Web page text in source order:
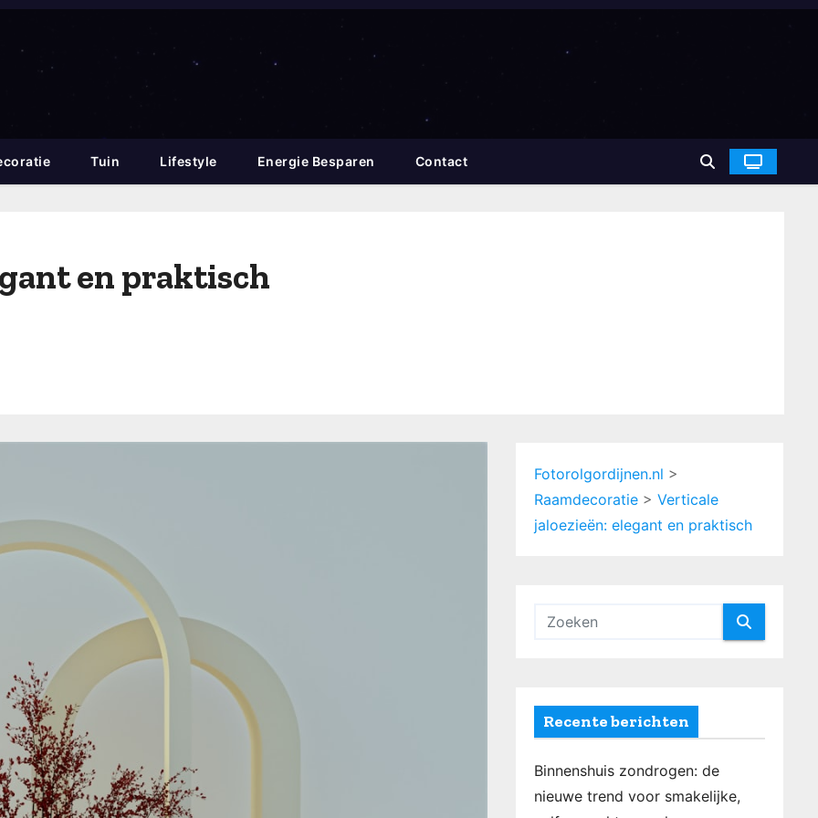
Tuin Lifestyle Energie Besparen Contact
en praktisch
Fotorolgordijnen.nl >
Raamdecoratie > Verticale
jaloezieën: elegant en praktisch
Recente berichten
Binnenshuis zondrogen: de
nieuwe trend voor smakelijke,